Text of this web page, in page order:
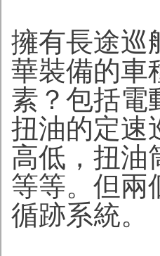
擁有長途巡
華裝備的車
素？包括電
扭油的定速
高低，扭油
等等。但兩
循跡系統。